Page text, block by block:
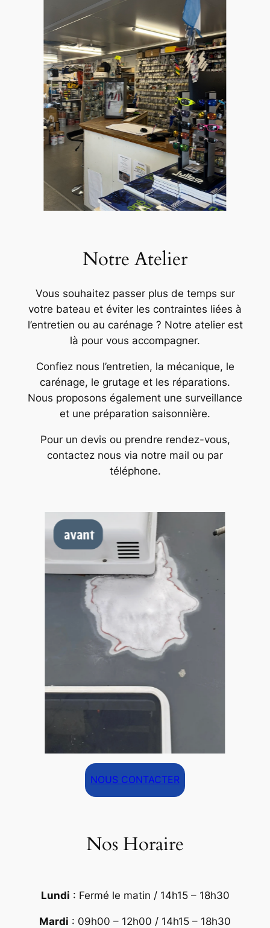
Notre Atelier
Vous souhaitez passer plus de temps sur
votre bateau et éviter les contraintes liées à
l’entretien ou au carénage ? Notre atelier est
là pour vous accompagner.
Confiez nous l’entretien, la mécanique, le
carénage, le grutage et les réparations.
Nous proposons également une surveillance
et une préparation saisonnière.
Pour un devis ou prendre rendez-vous,
contactez nous via notre mail ou par
téléphone.
NOUS CONTACTER
Nos Horaire
Lundi : Fermé le matin / 14h15 – 18h30
Mardi : 09h00 – 12h00 / 14h15 – 18h30